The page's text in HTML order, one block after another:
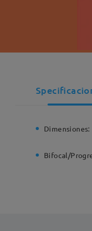
Dimensiones:
Bifocal/